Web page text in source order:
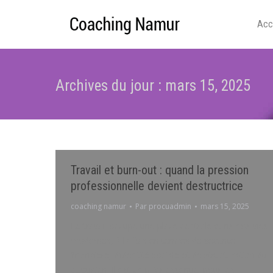
Archives du jour : mars 15, 2025
Travail et burn-out : quand la pression
professionnelle devient destructrice
coaching namur Par procuadmin mars 15, 2025